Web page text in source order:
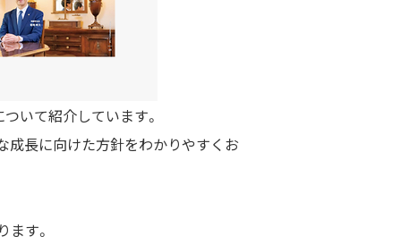
いて紹介しています。
成長に向けた方針をわかりやすくお
す。